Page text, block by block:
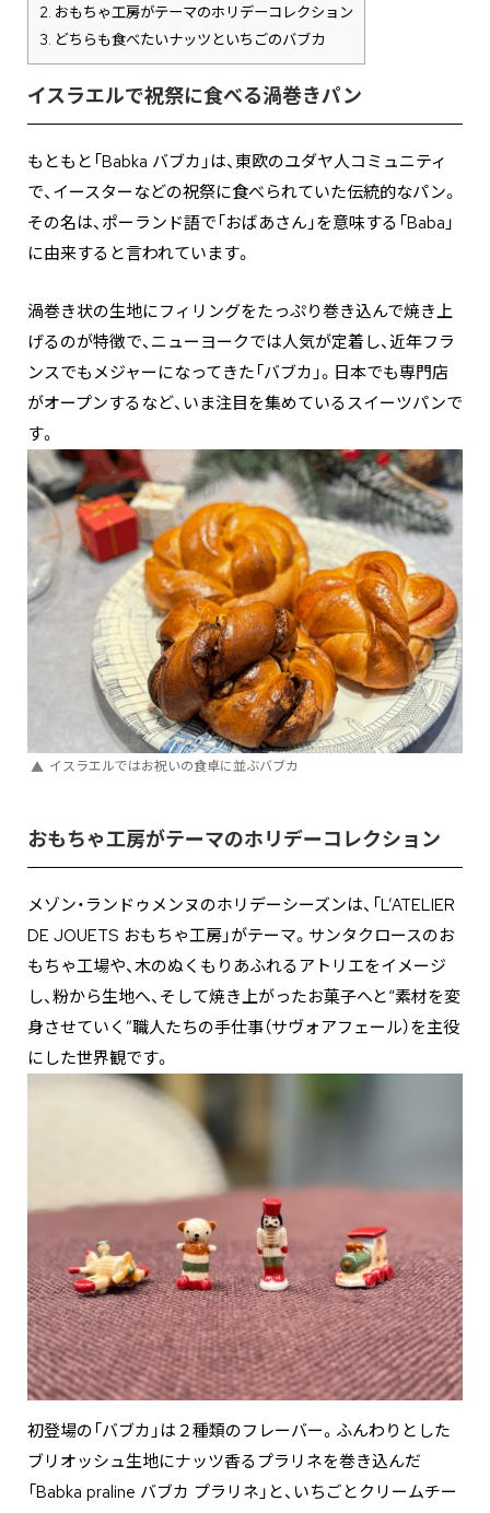
2. おもちゃ工房がテーマのホリデーコレクション
3. どちらも食べたいナッツといちごのバブカ
イスラエルで祝祭に食べる渦巻きパン
もともと「Babka バブカ」は、東欧のユダヤ人コミュニティ
で、イースターなどの祝祭に食べられていた伝統的なパン。
その名は、ポーランド語で「おばあさん」を意味する「Baba」
に由来すると言われています。
渦巻き状の生地にフィリングをたっぷり巻き込んで焼き上
げるのが特徴で、ニューヨークでは人気が定着し、近年フラ
ンスでもメジャーになってきた「バブカ」。日本でも専門店
がオープンするなど、いま注目を集めているスイーツパンで
す。
イスラエルではお祝いの食卓に並ぶバブカ
おもちゃ工房がテーマのホリデーコレクション
メゾン・ランドゥメンヌのホリデーシーズンは、「L’ATELIER
DE JOUETS おもちゃ工房」がテーマ。サンタクロースのお
もちゃ工場や、木のぬくもりあふれるアトリエをイメージ
し、粉から生地へ、そして焼き上がったお菓子へと“素材を変
身させていく”職人たちの手仕事（サヴォアフェール）を主役
にした世界観です。
初登場の「バブカ」は２種類のフレーバー。ふんわりとした
ブリオッシュ生地にナッツ香るプラリネを巻き込んだ
「Babka praline バブカ プラリネ」と、いちごとクリームチー